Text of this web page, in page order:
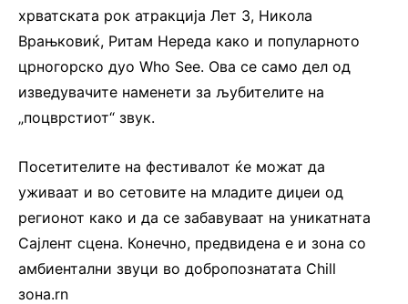
хрватската рок атракција Лет 3, Никола
Врањковиќ, Ритам Нереда како и популарното
црногорско дуо Who See. Ова се само дел од
изведувачите наменети за љубителите на
„поцврстиот“ звук.
Посетителите на фестивалот ќе можат да
уживаат и во сетовите на младите диџеи од
регионот како и да се забавуваат на уникатната
Сајлент сцена. Конечно, предвидена е и зона со
амбиентални звуци во добропознатата Chill
зона.rn